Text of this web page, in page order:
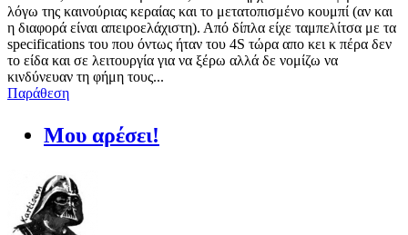
λόγω της καινούριας κεραίας και το μετατοπισμένο κουμπί (αν και
η διαφορά είναι απειροελάχιστη). Από δίπλα είχε ταμπελίτσα με τα
specifications του που όντως ήταν του 4S τώρα απο κει κ πέρα δεν
το είδα και σε λειτουργία για να ξέρω αλλά δε νομίζω να
κινδύνευαν τη φήμη τους...
Παράθεση
Μου αρέσει!